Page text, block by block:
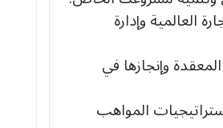
العالمية وإدارة
وإنجازها في
المواهب